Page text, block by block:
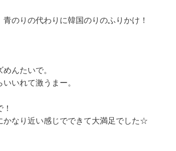
のりの代わりに韓国のりのふりかけ！
んたいで。
いれて激うまー。
かなり近い感じでできて大満足でした☆